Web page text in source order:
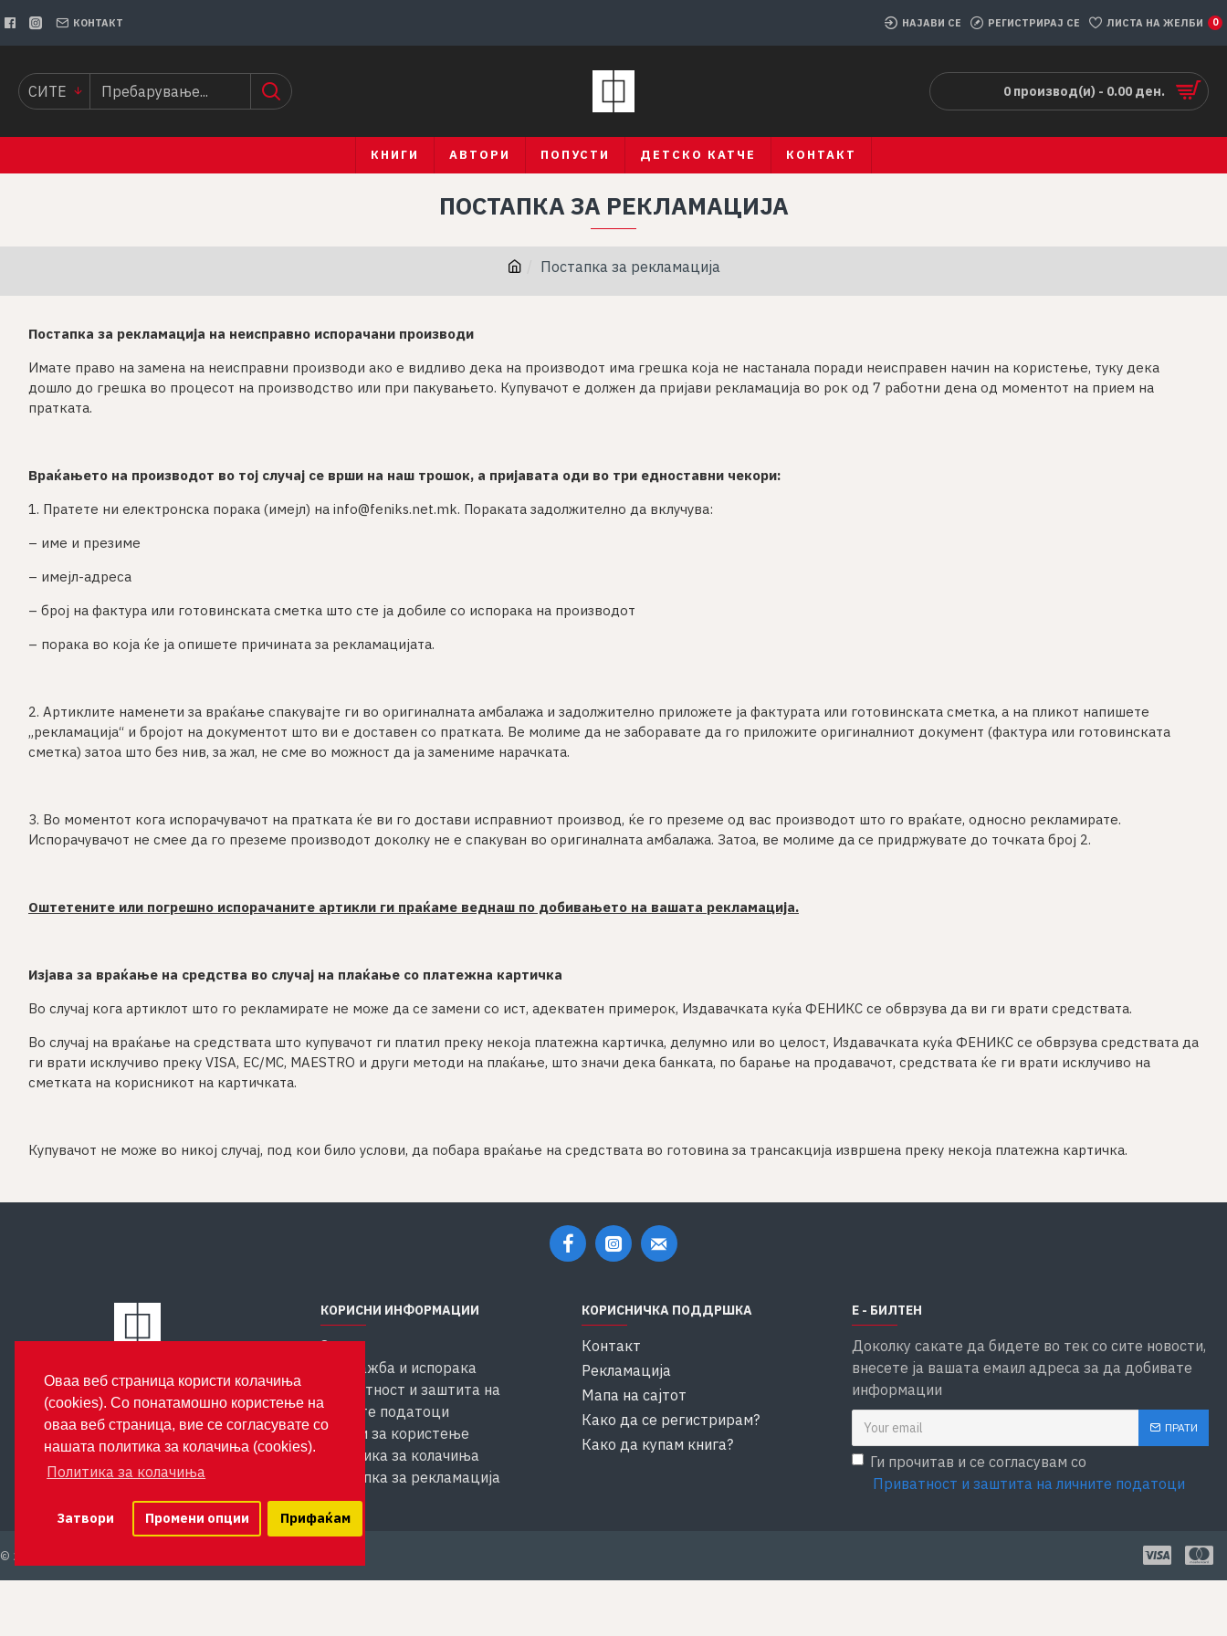
Оваа веб страница користи колачиња
(cookies). Со понатамошно користење на
оваа веб страница, вие се согласувате со
нашата политика за колачиња (cookies).
Политика за колачиња
Затвори Промени опции Прифаќам
КОНТАКТ НАЈАВИ СЕ РЕГИСТРИРАЈ СЕ ЛИСТА НА ЖЕЛБИ 0
СИТЕ 0 производ(и) - 0.00 ден.
КНИГИ АВТОРИ ПОПУСТИ ДЕТСКО КАТЧЕ КОНТАКТ
Постапка за рекламација
ПОСТАПКА ЗА РЕКЛАМАЦИЈА
Постапка за рекламација на неисправно испорачани производи
Имате право на замена на неисправни производи ако е видливо дека на производот има грешка која не настанала поради неисправен начин на користење, туку дека
дошло до грешка во процесот на производство или при пакувањето. Купувачот е должен да пријави рекламација во рок од 7 работни дена од моментот на прием на
пратката.
Враќањето на производот во тој случај се врши на наш трошок, а пријавата оди во три едноставни чекори:
1. Пратете ни електронска порака (имејл) на info@feniks.net.mk. Пораката задолжително да вклучува:
– име и презиме
– имејл-адреса
– број на фактура или готовинската сметка што сте ја добиле со испорака на производот
– порака во која ќе ја опишете причината за рекламацијата.
2. Артиклите наменети за враќање спакувајте ги во оригиналната амбалажа и задолжително приложете ја фактурата или готовинската сметка, а на пликот напишете
„рекламација“ и бројот на документот што ви е доставен со пратката. Ве молиме да не заборавате да го приложите оригиналниот документ (фактура или готовинската
сметка) затоа што без нив, за жал, не сме во можност да ја замениме нарачката.
3. Во моментот кога испорачувачот на пратката ќе ви го достави исправниот производ, ќе го преземе од вас производот што го враќате, односно рекламирате.
Испорачувачот не смее да го преземе производот доколку не е спакуван во оригиналната амбалажа. Затоа, ве молиме да се придржувате до точката број 2.
Оштетените или погрешно испорачаните артикли ги праќаме веднаш по добивањето на вашата рекламација.
Изјава за враќање на средства во случај на плаќање со платежна картичка
Во случај кога артиклот што го рекламирате не може да се замени со ист, адекватен примерок, Издавачката куќа ФЕНИКС се обврзува да ви ги врати средствата.
Во случај на враќање на средствата што купувачот ги платил преку некоја платежна картичка, делумно или во целост, Издавачката куќа ФЕНИКС се обврзува средствата да
ги врати исклучиво преку VISA, EC/MC, MAESTRO и други методи на плаќање, што значи дека банката, по барање на продавачот, средствата ќе ги врати исклучиво на
сметката на корисникот на картичката.
Купувачот не може во никој случај, под кои било услови, да побара враќање на средствата во готовина за трансакција извршена преку некоја платежна картичка.
ул. Костурски Херои бр. 35
1000 Скопје
КОРИСНИ ИНФОРМАЦИИ
За нас
Продажба и испорака
Приватност и заштита на
личните податоци
Услови за користење
Политика за колачиња
Постапка за рекламација
КОРИСНИЧКА ПОДДРШКА
Контакт
Рекламација
Мапа на сајтот
Како да се регистрирам?
Како да купам книга?
Е - БИЛТЕН
Доколку сакате да бидете во тек со сите новости,
внесете ја вашата емаил адреса за да добивате
информации
ПРАТИ
Ги прочитав и се согласувам со
Приватност и заштита на личните податоци
© 2024 ФЕНИКС - Powered by